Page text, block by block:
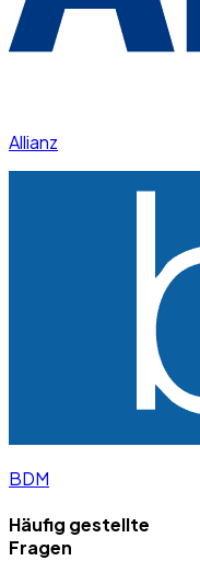
Allianz
BDM
Häufig gestellte
Fragen